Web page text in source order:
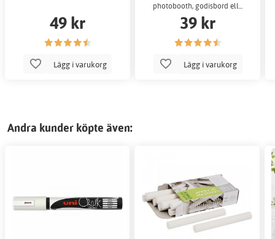
49 kr
Lägg i varukorg
photobooth, godisbord ell...
39 kr
Lägg i varukorg
Andra kunder köpte även: